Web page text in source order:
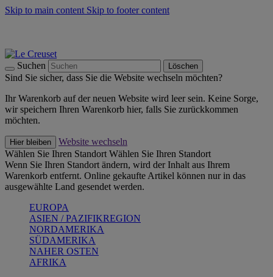
Skip to main content Skip to footer content
Suchen Löschen
Sind Sie sicher, dass Sie die Website wechseln möchten?
Ihr Warenkorb auf der neuen Website wird leer sein. Keine Sorge,
wir speichern Ihren Warenkorb hier, falls Sie zurückkommen
möchten.
Hier bleiben
Website wechseln
Wählen Sie Ihren Standort Wählen Sie Ihren Standort
Wenn Sie Ihren Standort ändern, wird der Inhalt aus Ihrem
Warenkorb entfernt. Online gekaufte Artikel können nur in das
ausgewählte Land gesendet werden.
EUROPA
ASIEN / PAZIFIKREGION
NORDAMERIKA
SÜDAMERIKA
NAHER OSTEN
AFRIKA